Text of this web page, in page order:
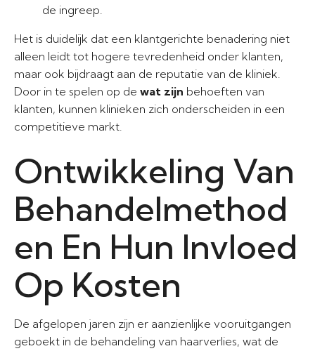
de ingreep.
Het is duidelijk dat een klantgerichte benadering niet
alleen leidt tot hogere tevredenheid onder klanten,
maar ook bijdraagt aan de reputatie van de kliniek.
Door in te spelen op de wat zijn behoeften van
klanten, kunnen klinieken zich onderscheiden in een
competitieve markt.
Ontwikkeling Van
Behandelmethod
en En Hun Invloed
Op Kosten
De afgelopen jaren zijn er aanzienlijke vooruitgangen
geboekt in de behandeling van haarverlies, wat de